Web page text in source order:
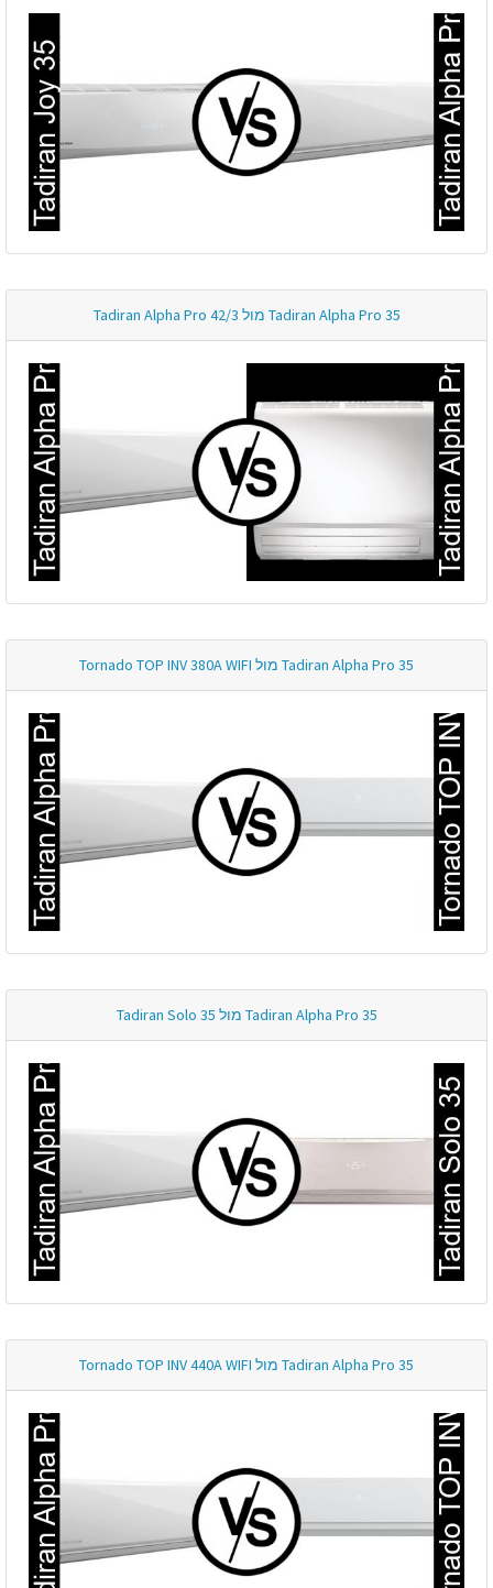
Tadiran Alpha Pro 35 מול Tadiran Alpha Pro 42/3
Tadiran Alpha Pro 35 מול Tornado TOP INV 380A WIFI
Tadiran Alpha Pro 35 מול Tadiran Solo 35
Tadiran Alpha Pro 35 מול Tornado TOP INV 440A WIFI